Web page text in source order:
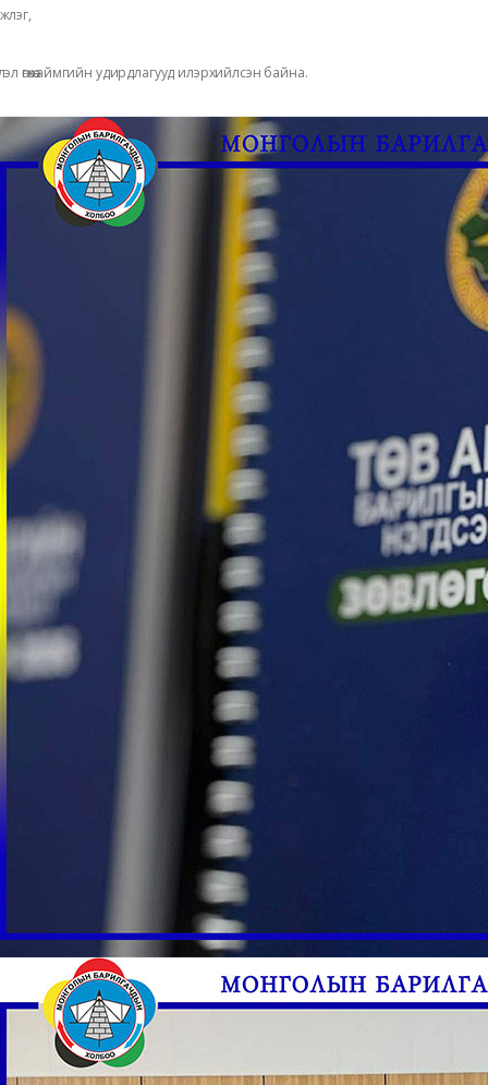
өгөхөө аймгийн удирдлагууд илэрхийлсэн байна.